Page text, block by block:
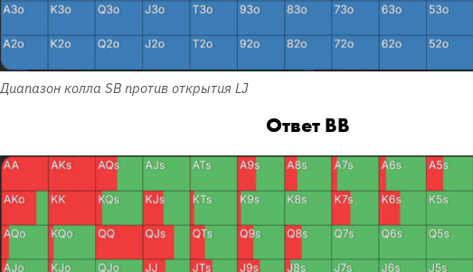
Диапазон колла SB против открытия LJ
Ответ BB